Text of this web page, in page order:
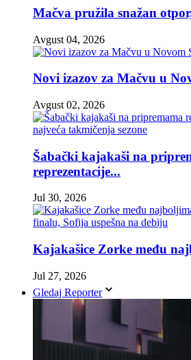
Mačva pružila snažan
Avgust 04, 2026
Novi izazov za Mačvu u
Avgust 02, 2026
Šabački kajakaši na
reprezentacije...
Jul 30, 2026
Kajakašice Zorke među
Jul 27, 2026
Gledaj Reporter